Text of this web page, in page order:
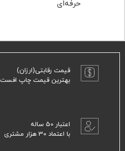
حرفه‌ای
قیمت رقابتی(ارزان)
بهترین قیمت چاپ افست
اعتبار 50 ساله
با اعتماد 30 هزار مشتری